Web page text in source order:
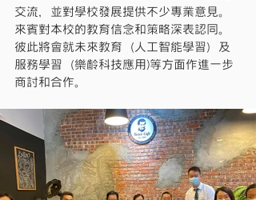
交流，並對學校發展提供不少專業意見。
來賓對本校的教育信念和策略深表認同。
彼此將會就未來教育（人工智能學習）及
服務學習（樂齡科技應用)等方面作進一步
商討和合作。